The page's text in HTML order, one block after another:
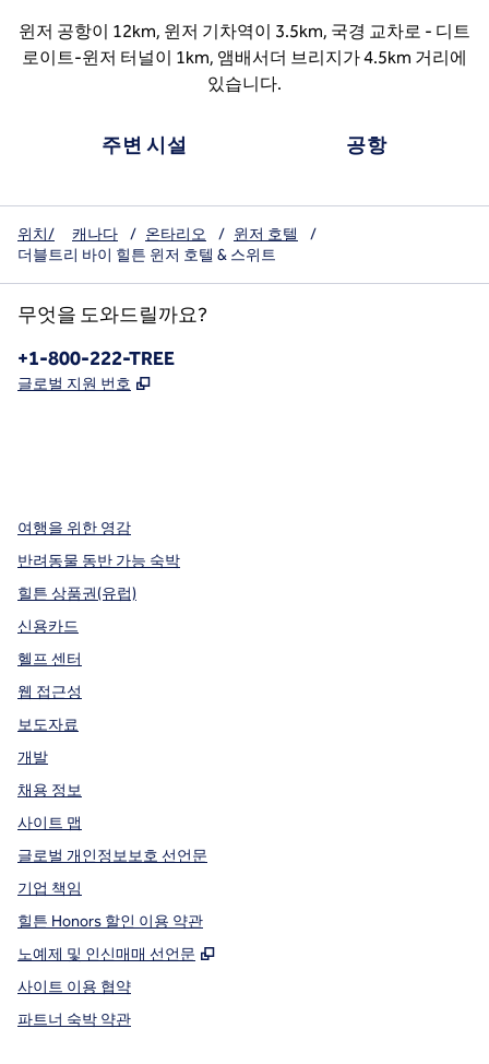
윈저 공항이 12km, 윈저 기차역이 3.5km, 국경 교차로 - 디트
로이트-윈저 터널이 1km, 앰배서더 브리지가 4.5km 거리에
있습니다.
주변 시설 공항
위치/ 캐나다 / 온타리오 / 윈저 호텔
/
더블트리 바이 힐튼 윈저 호텔 & 스위트
무엇을 도와드릴까요?
전화:
+1-800-222-TREE
글로벌 지원 번호 ,
여행을 위한 영감
반려동물 동반 가능 숙박
힐튼 상품권(유럽)
신용카드
헬프 센터
웹 접근성
보도자료
개발
채용 정보
사이트 맵
글로벌 개인정보보호 선언문
기업 책임
힐튼 Honors 할인 이용 약관
노예제 및 인신매매 선언문
,
사이트 이용 협약
파트너 숙박 약관